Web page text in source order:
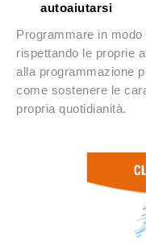
autoaiutarsi
Programmare in
rispettando le proprie
alla programmazione
come sostenere le
propria quotidianità.